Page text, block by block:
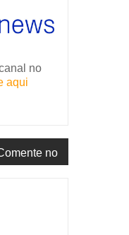
no
aqui
no